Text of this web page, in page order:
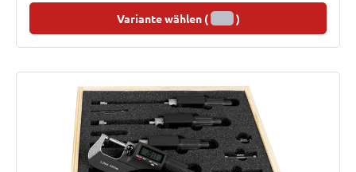
Variante wählen ( )